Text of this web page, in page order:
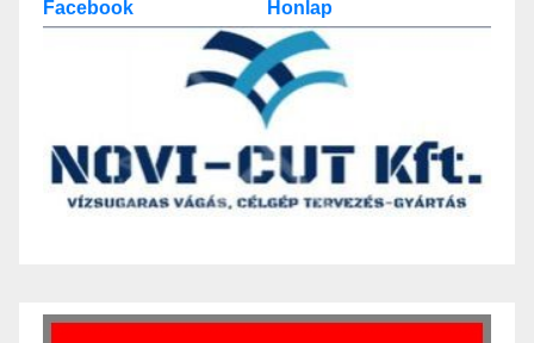
Facebook Honlap